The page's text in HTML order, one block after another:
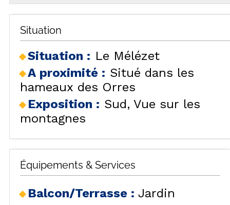
Situation
Situation : Le Mélézet
A proximité : Situé dans les
hameaux des Orres
Exposition : Sud Vue sur les
montagnes
Équipements & Services
Balcon/Terrasse : Jardin